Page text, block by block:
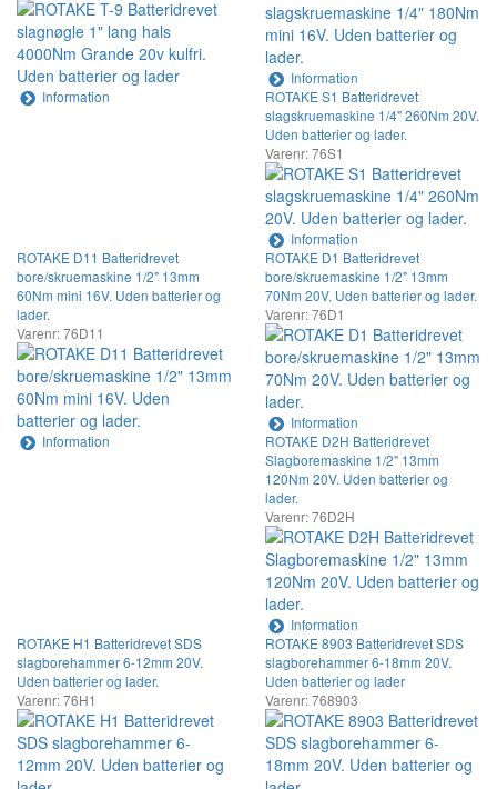
Information
Information
ROTAKE S1 Batteridrevet
slagskruemaskine 1/4" 260Nm 20V.
Uden batterier og lader.
Varenr: 76S1
Information
ROTAKE D11 Batteridrevet
bore/skruemaskine 1/2" 13mm
60Nm mini 16V. Uden batterier og
lader.
Varenr: 76D11
Information
ROTAKE D1 Batteridrevet
bore/skruemaskine 1/2" 13mm
70Nm 20V. Uden batterier og lader.
Varenr: 76D1
Information
ROTAKE D2H Batteridrevet
Slagboremaskine 1/2" 13mm
120Nm 20V. Uden batterier og
lader.
Varenr: 76D2H
Information
ROTAKE H1 Batteridrevet SDS
slagborehammer 6-12mm 20V.
Uden batterier og lader.
Varenr: 76H1
ROTAKE 8903 Batteridrevet SDS
slagborehammer 6-18mm 20V.
Uden batterier og lader
Varenr: 768903